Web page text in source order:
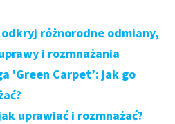
różnorodne odmiany,
i rozmnażania
'Green Carpet’: jak go
uprawiać i rozmnażać?